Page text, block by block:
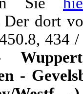
Der dort
434
-